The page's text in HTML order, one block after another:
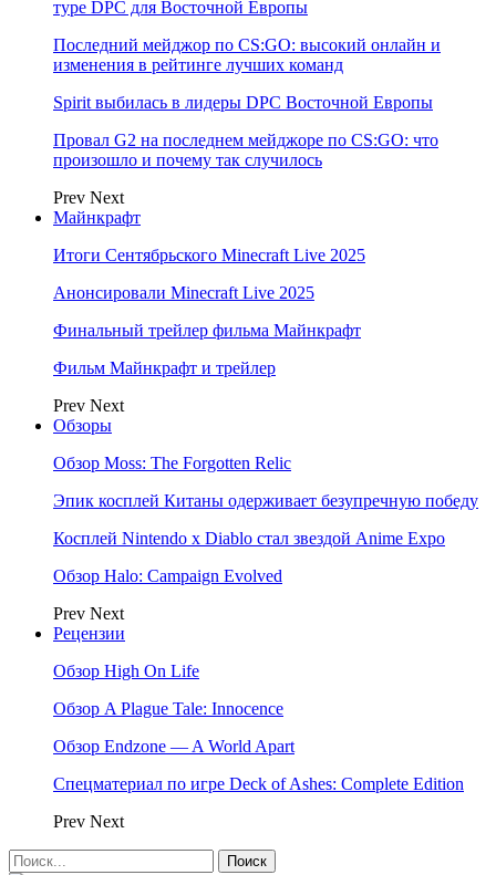
туре DPC для Восточной Европы
Последний мейджор по CS:GO: высокий онлайн и
изменения в рейтинге лучших команд
Spirit выбилась в лидеры DPC Восточной Европы
Провал G2 на последнем мейджоре по CS:GO: что
произошло и почему так случилось
Prev Next
Майнкрафт
Итоги Сентябрьского Minecraft Live 2025
Анонсировали Minecraft Live 2025
Финальный трейлер фильма Майнкрафт
Фильм Майнкрафт и трейлер
Prev Next
Обзоры
Обзор Moss: The Forgotten Relic
Эпик косплей Китаны одерживает безупречную победу
Косплей Nintendo x Diablo стал звездой Anime Expo
Обзор Halo: Campaign Evolved
Prev Next
Рецензии
Обзор High On Life
Обзор A Plague Tale: Innocence
Обзор Endzone — A World Apart
Спецматериал по игре Deck of Ashes: Complete Edition
Prev Next